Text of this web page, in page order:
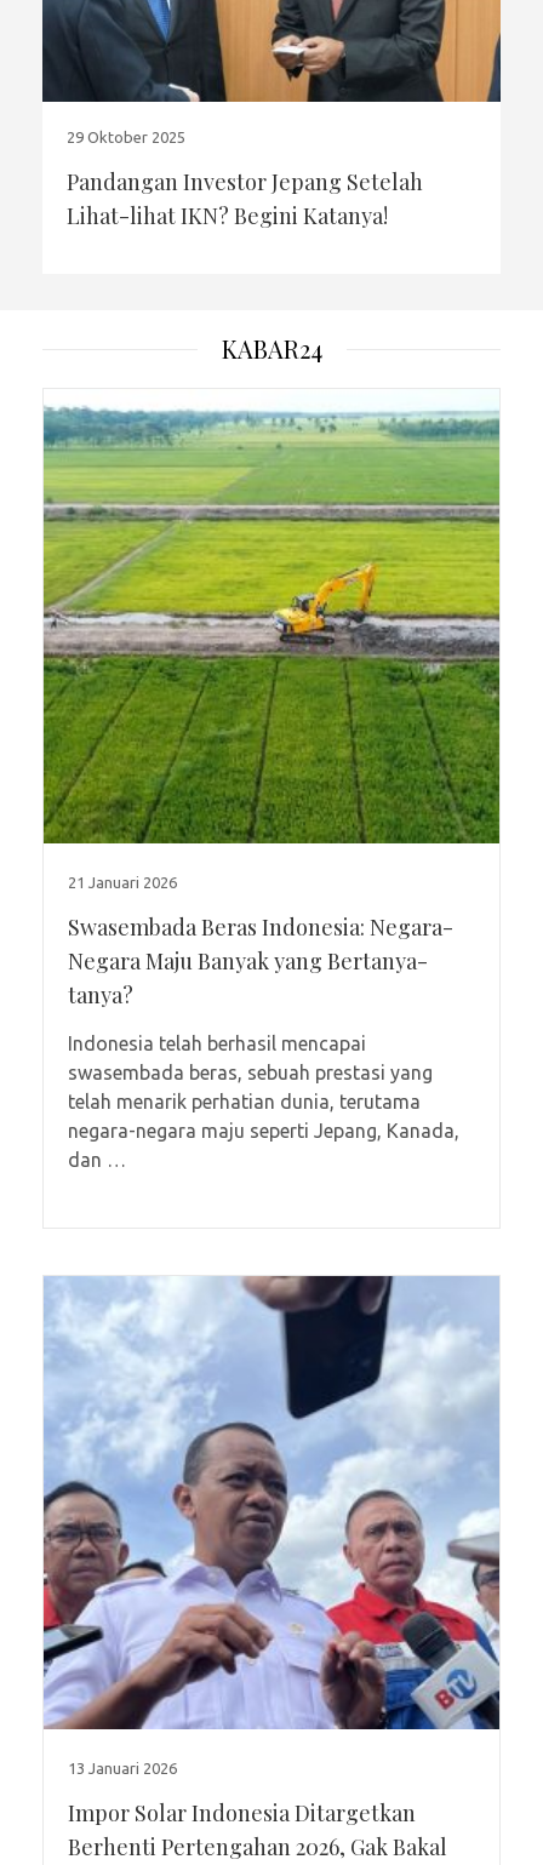
29 Oktober 2025
Pandangan Investor Jepang Setelah
Lihat-lihat IKN? Begini Katanya!
KABAR24
21 Januari 2026
Swasembada Beras Indonesia: Negara-
Negara Maju Banyak yang Bertanya-
tanya?
Indonesia telah berhasil mencapai
swasembada beras, sebuah prestasi yang
telah menarik perhatian dunia, terutama
negara-negara maju seperti Jepang, Kanada,
dan …
13 Januari 2026
Impor Solar Indonesia Ditargetkan
Berhenti Pertengahan 2026, Gak Bakal